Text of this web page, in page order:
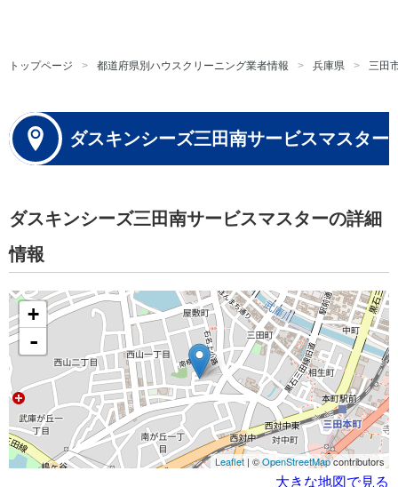
トップページ 都道府県別ハウスクリーニング業者情報 兵庫県 三田
ダスキンシーズ三田南サービスマスター
ダスキンシーズ三田南サービスマスターの詳細
情報
+
-
Leaflet | ©OpenStreetMapcontributors
大きな地図で見る